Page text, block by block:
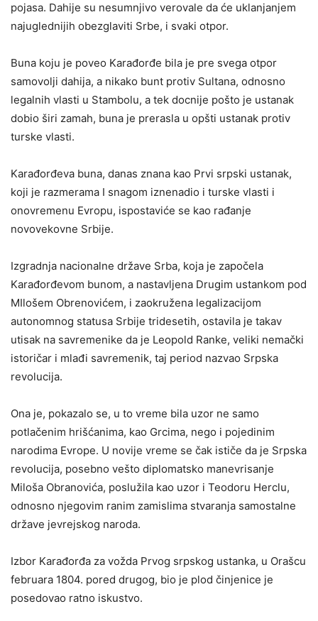
pojasa. Dahije su nesumnjivo verovale da će uklanjanjem
najuglednijih obezglaviti Srbe, i svaki otpor.
Buna koju je poveo Karađorđe bila je pre svega otpor
samovolji dahija, a nikako bunt protiv Sultana, odnosno
legalnih vlasti u Stambolu, a tek docnije pošto je ustanak
dobio širi zamah, buna je prerasla u opšti ustanak protiv
turske vlasti.
Karađorđeva buna, danas znana kao Prvi srpski ustanak,
koji je razmerama I snagom iznenadio i turske vlasti i
onovremenu Evropu, ispostaviće se kao rađanje
novovekovne Srbije.
Izgradnja nacionalne države Srba, koja je započela
Karađorđevom bunom, a nastavljena Drugim ustankom pod
MIlošem Obrenovićem, i zaokružena legalizacijom
autonomnog statusa Srbije tridesetih, ostavila je takav
utisak na savremenike da je Leopold Ranke, veliki nemački
istoričar i mlađi savremenik, taj period nazvao Srpska
revolucija.
Ona je, pokazalo se, u to vreme bila uzor ne samo
potlačenim hrišćanima, kao Grcima, nego i pojedinim
narodima Evrope. U novije vreme se čak ističe da je Srpska
revolucija, posebno vešto diplomatsko manevrisanje
Miloša Obranovića, poslužila kao uzor i Teodoru Herclu,
odnosno njegovim ranim zamislima stvaranja samostalne
države jevrejskog naroda.
Izbor Karađorđa za vožda Prvog srpskog ustanka, u Orašcu
februara 1804. pored drugog, bio je plod činjenice je
posedovao ratno iskustvo.